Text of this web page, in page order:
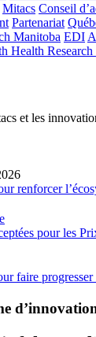
Mitacs Conseil
Partenariat
Manitoba EDI
Health
et les
renforcer
pour les
faire